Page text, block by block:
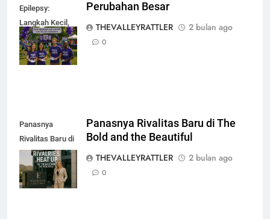
Epilepsy:
Langkah Kecil,
Perubahan
Besar
Perubahan Besar
THEVALLEYRATTLER
2 bulan ago
0
Panasnya
Rivalitas Baru di
The Bold and the
Beautiful
Panasnya Rivalitas Baru di The
Bold and the Beautiful
THEVALLEYRATTLER
2 bulan ago
0